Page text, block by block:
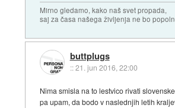
Mirno gledamo, kako naš svet propada,
saj za časa našega življenja ne bo
buttplugs
::21. jun 2016, 22:00
Nima smisla na to lestvico rivati
pa upam, da bodo v naslednjih letih